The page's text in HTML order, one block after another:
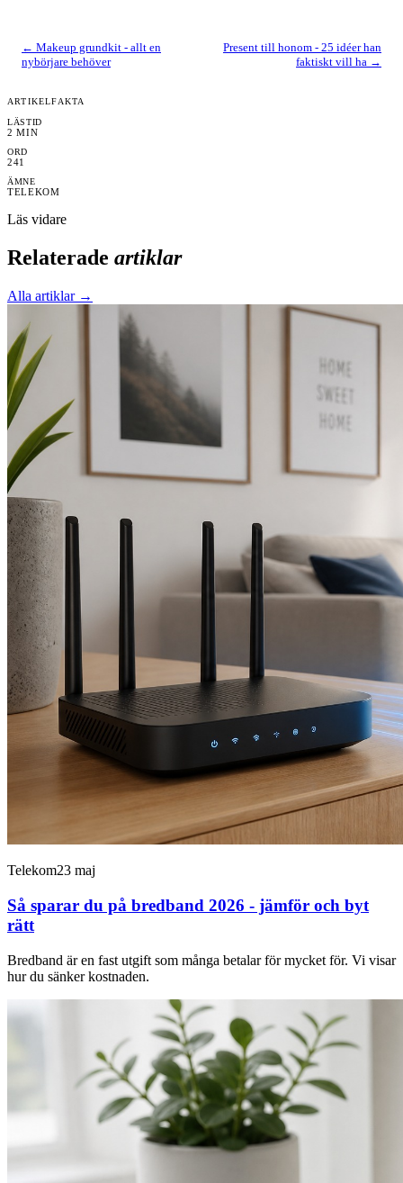
← Makeup grundkit - allt en
nybörjare behöver
Present till honom - 25 idéer han
faktiskt vill ha →
ARTIKELFAKTA
LÄSTID
2 MIN
ORD
241
ÄMNE
TELEKOM
Läs vidare
Relaterade artiklar
Alla artiklar →
Telekom23 maj
Så sparar du på bredband 2026 - jämför och byt
rätt
Bredband är en fast utgift som många betalar för mycket för. Vi visar
hur du sänker kostnaden.